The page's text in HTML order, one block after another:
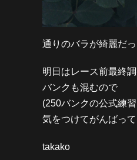
通りのバラが綺麗だ
明日はレース前最終調
バンクも混むので
(250バンクの公式練
気をつけてがんばって
takako